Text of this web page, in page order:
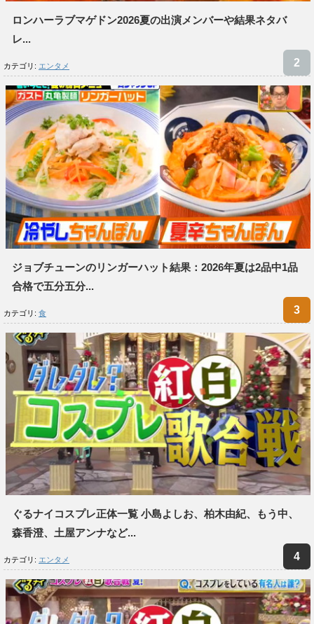
ロンハーラブマゲドン2026夏の出演メンバーや結果ネタバ
レ...
カテゴリ: エンタメ
ジョブチューンのリンガーハット結果：2026年夏は2品中1品
合格で五分五分...
カテゴリ: 食
ぐるナイコスプレ正体一覧 小島よしお、柏木由紀、もう中、
森香澄、土屋アンナなど...
カテゴリ: エンタメ